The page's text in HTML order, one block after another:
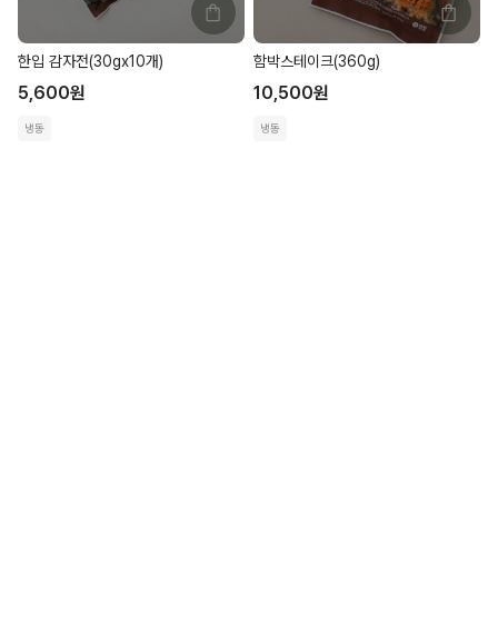
한입 감자전(30gx10개)
5,600원
냉동
함박스테이크(360g)
10,500원
냉동